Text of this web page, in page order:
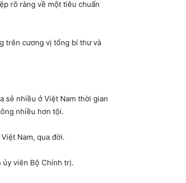
rõ ràng về một tiêu chuẩn
trên cương vị tổng bí thư và
sẻ nhiều ở Việt Nam thời gian
nhiều hơn tội.
Nam, qua đời.
ủy viên Bộ Chính trị.